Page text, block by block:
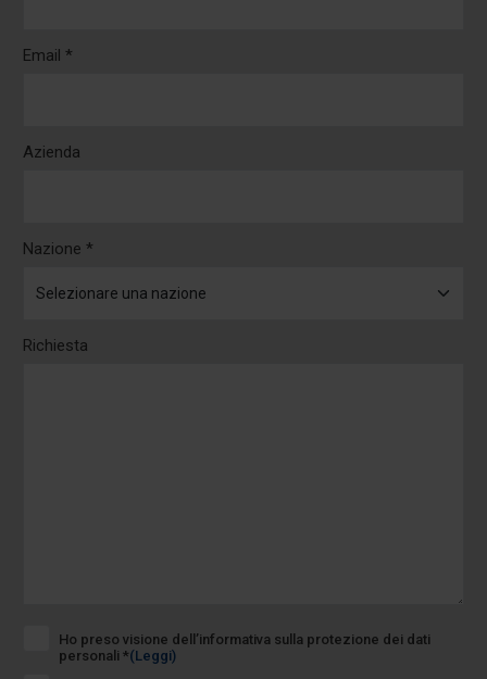
Email *
Azienda
Nazione *
Richiesta
Ho preso visione dell’informativa sulla protezione dei dati
personali *(Leggi)